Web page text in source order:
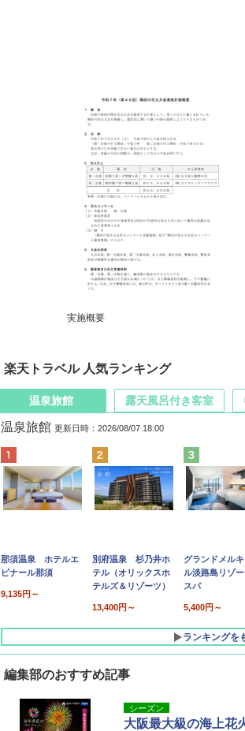
実施概要
楽天トラベル 人気ランキング
温泉旅館
温泉旅館 更新日時：2026/08/07 18:00
那須温泉 ホテルエ
ピナール那須
9,135円～
別府温泉 杉乃井ホ
テル（オリックスホ
テルズ＆リゾーツ）
13,400円～
グランドメル
ル淡路島リゾー
スパ
5,400円～
ランキングを
露天風呂付き客室
編集部のおすすめ記事
シーズン
大阪最大級の海上花